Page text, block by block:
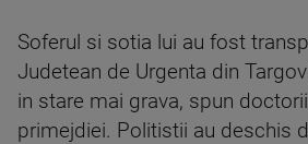
Soferul si sotia lui au fost
Judetean de Urgenta din
in stare mai grava, spun
primejdiei. Politistii au deschis